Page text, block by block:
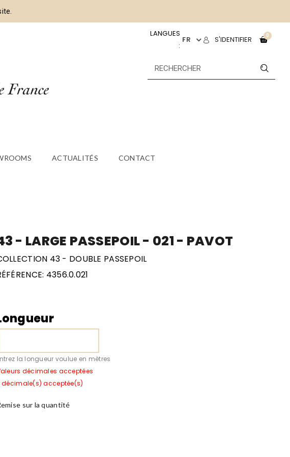
LANGUES
:
FR S'IDENTIFIER
ACTUALITÉS CONTACT
- LARGE PASSEPOIL - 021 - PAVOT
43 - DOUBLE PASSEPOIL
4356.0.021
la longueur voulue en mètres
décimales acceptées
décimale(s) acceptée(s)
sur la quantité